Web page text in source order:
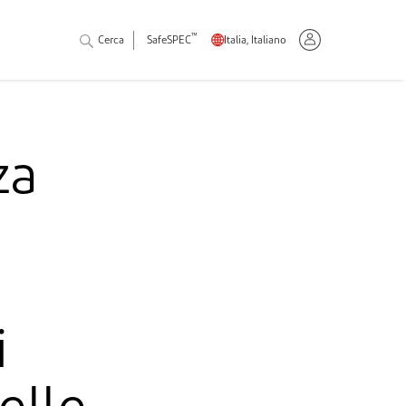
Cerca SafeSPEC™ Italia, Italiano